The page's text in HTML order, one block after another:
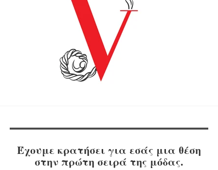
Έχουμε κρατήσει για εσάς μια θέση
στην πρώτη σειρά της μόδας.